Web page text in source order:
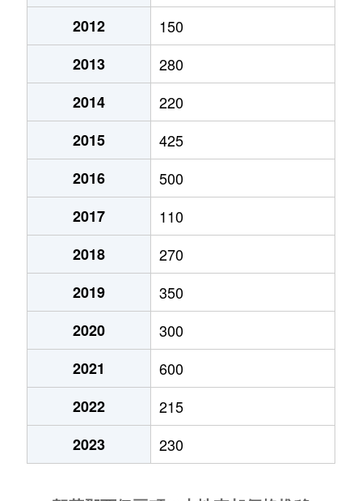
2012
150
2013
280
2014
220
2015
425
2016
500
2017
110
2018
270
2019
350
2020
300
2021
600
2022
215
2023
230